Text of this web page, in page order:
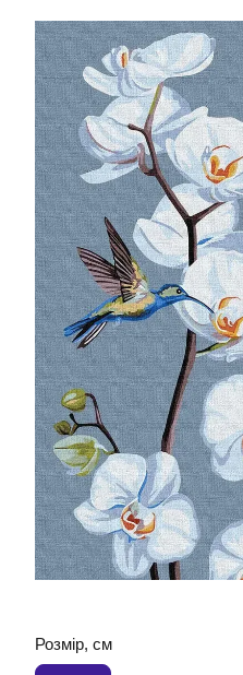
Розмір, см